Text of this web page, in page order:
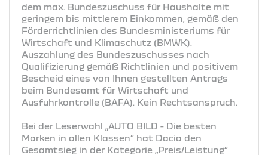
dem max. Bundeszuschuss für Haushalte mit
geringem bis mittlerem Einkommen, gemäß den
Förderrichtlinien des Bundesministeriums für
Wirtschaft und Klimaschutz (BMWK).
Auszahlung des Bundeszuschusses nach
Qualifizierung gemäß Richtlinien und positivem
Bescheid eines von Ihnen gestellten Antrags
beim Bundesamt für Wirtschaft und
Ausfuhrkontrolle (BAFA). Kein Rechtsanspruch.
Bei der Leserwahl „AUTO BILD - Die besten
Marken in allen Klassen“ hat Dacia den
Gesamtsieg in der Kategorie „Preis/Leistung“